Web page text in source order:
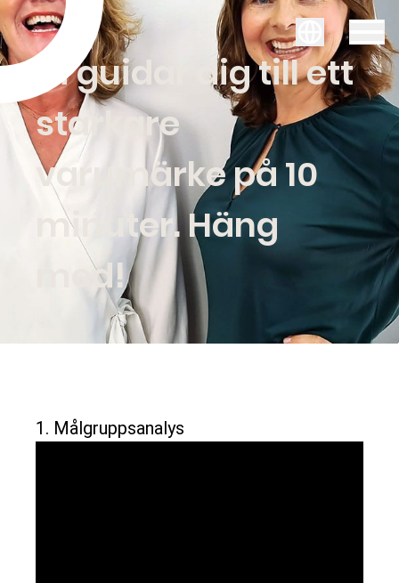
Svenska
Vi guidar dig till ett
starkare
varumärke på 10
minuter. Häng
med!
1. Målgruppsanalys